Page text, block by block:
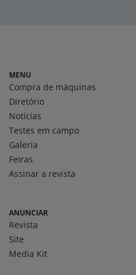
MENU
Compra de máquinas
Diretório
Notícias
Testes em campo
Galeria
Feiras
Assinar a revista
ANUNCIAR
Revista
Site
Media Kit